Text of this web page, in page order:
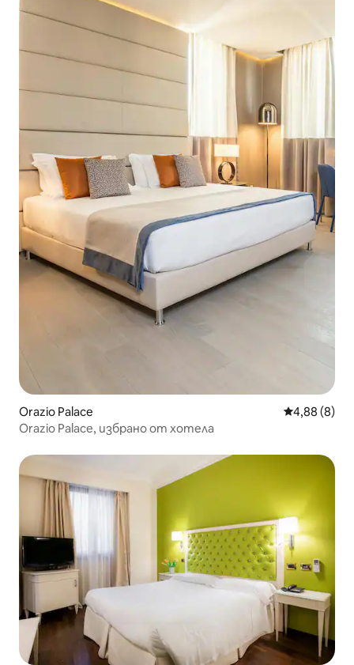
Orazio Palace Средна
4,88 (8)
Orazio Palace, избрано от хотела